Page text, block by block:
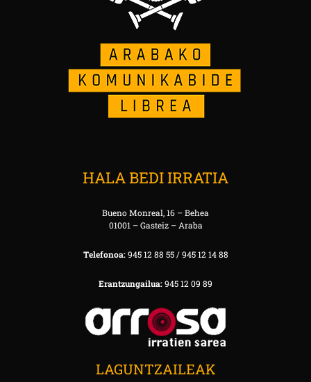
HALA BEDI IRRATIA
Bueno Monreal, 16 – Behea
01001 – Gasteiz – Araba
Telefonoa:945 12 88 55 / 945 12 14 88
Erantzungailua:945 12 09 89
LAGUNTZAILEAK